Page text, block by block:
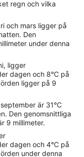
regn och vilka
och mars ligger på
Den
under denna
ligger
dagen och 8°C på
ligger på 9
är 31°C
Den genomsnittliga
9 millimeter.
dagen och 4°C på
under denna